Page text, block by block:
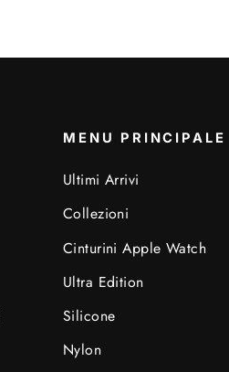
MENU PRINCIPALE
Ultimi Arrivi
Collezioni
Cinturini Apple Watch
Ultra Edition
Silicone
Nylon